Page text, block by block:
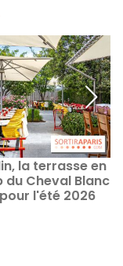
la terrasse en
du Cheval Blanc
l'été 2026